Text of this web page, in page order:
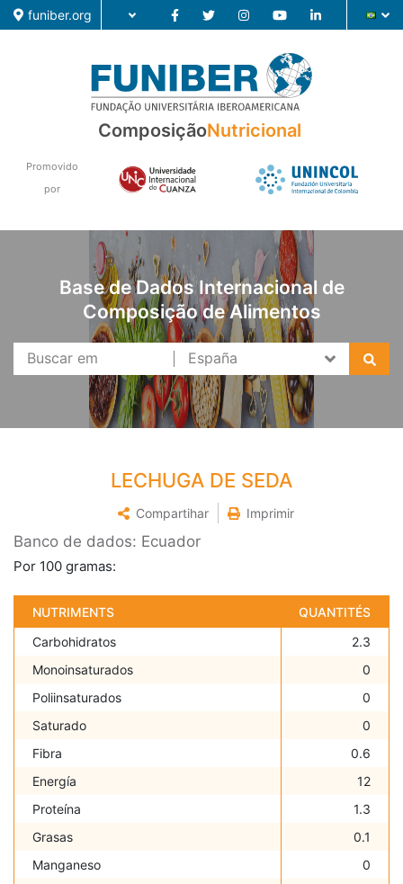
funiber.org
Formação
Pesquisa
Notícias
ComposiçãoNutricional
Promovido
por
Base de Dados Internacional de
Composição de Alimentos
LECHUGA DE SEDA
Compartihar Imprimir
Banco de dados: Ecuador
Por 100 gramas:
NUTRIMENTS
QUANTITÉS
Carbohidratos
2.3
Monoinsaturados
0
Poliinsaturados
0
Saturado
0
Fibra
0.6
Energía
12
Proteína
1.3
Grasas
0.1
Manganeso
0